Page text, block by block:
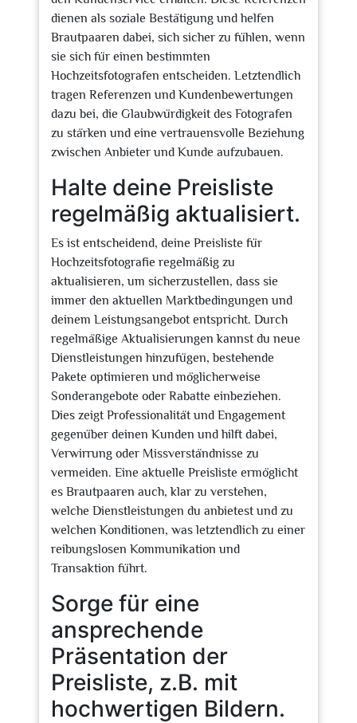
dienen als soziale Bestätigung und helfen
Brautpaaren dabei, sich sicher zu fühlen, wenn
sie sich für einen bestimmten
Hochzeitsfotografen entscheiden. Letztendlich
tragen Referenzen und Kundenbewertungen
dazu bei, die Glaubwürdigkeit des Fotografen
zu stärken und eine vertrauensvolle Beziehung
zwischen Anbieter und Kunde aufzubauen.
Halte deine Preisliste
regelmäßig aktualisiert.
Es ist entscheidend, deine Preisliste für
Hochzeitsfotografie regelmäßig zu
aktualisieren, um sicherzustellen, dass sie
immer den aktuellen Marktbedingungen und
deinem Leistungsangebot entspricht. Durch
regelmäßige Aktualisierungen kannst du neue
Dienstleistungen hinzufügen, bestehende
Pakete optimieren und möglicherweise
Sonderangebote oder Rabatte einbeziehen.
Dies zeigt Professionalität und Engagement
gegenüber deinen Kunden und hilft dabei,
Verwirrung oder Missverständnisse zu
vermeiden. Eine aktuelle Preisliste ermöglicht
es Brautpaaren auch, klar zu verstehen,
welche Dienstleistungen du anbietest und zu
welchen Konditionen, was letztendlich zu einer
reibungslosen Kommunikation und
Transaktion führt.
Sorge für eine
ansprechende
Präsentation der
Preisliste, z.B. mit
hochwertigen Bildern.